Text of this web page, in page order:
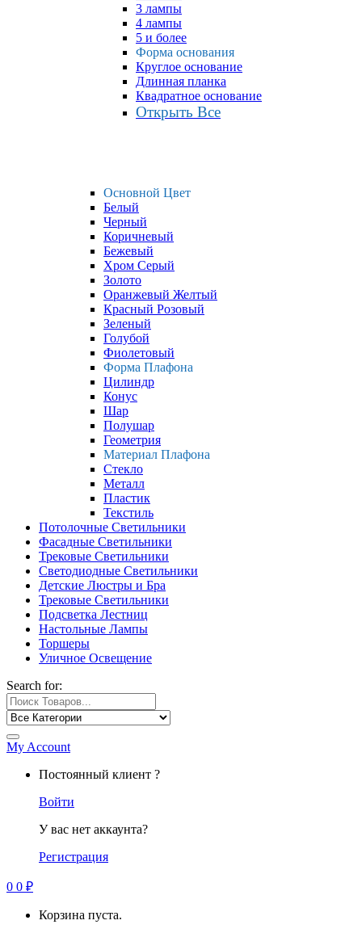
3 лампы
4 лампы
5 и более
Форма основания
Круглое основание
Длинная планка
Квадратное основание
Открыть Все
Основной Цвет
Белый
Черный
Коричневый
Бежевый
Хром Серый
Золото
Оранжевый Желтый
Красный Розовый
Зеленый
Голубой
Фиолетовый
Форма Плафона
Цилиндр
Конус
Шар
Полушар
Геометрия
Материал Плафона
Стекло
Металл
Пластик
Текстиль
Потолочные Светильники
Фасадные Светильники
Трековые Светильники
Светодиодные Светильники
Детские Люстры и Бра
Трековые Светильники
Подсветка Лестниц
Настольные Лампы
Торшеры
Уличное Освещение
Search for:
My Account
Постоянный клиент ?
Войти
У вас нет аккаунта?
Регистрация
0 0 ₽
Корзина пуста.